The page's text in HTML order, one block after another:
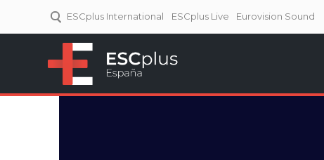
ESCplus International ESCplus Live Eurovision Sound